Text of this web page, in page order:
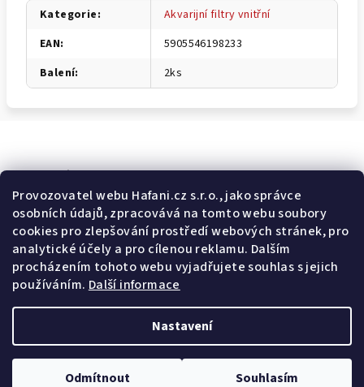
Provozovatel webu Hafani.cz s.r.o., jako správce
osobních údajů, zpracovává na tomto webu soubory
cookies pro zlepšování prostředí webových stránek, pro
analytické účely a pro cílenou reklamu. Dalším
procházením tohoto webu vyjadřujete souhlas s jejich
používáním. Další informace
Nastavení
Odmítnout Souhlasím
Kategorie:
Akvarijní filtry vnitřní
EAN:
5905546198233
Balení: 2ks
Odebírat newsletter
E-mail
Potvrzuji souhlas svšeobecnými obchodními podmínkami a
spodmínkami zpracovávání a ochrany osobních údajů .
Přihlásit se
nastavení cookies